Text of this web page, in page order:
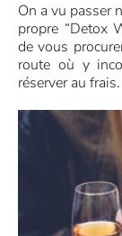
On a vu passer
propre “Detox
de vous
route où y
réserver au frais.